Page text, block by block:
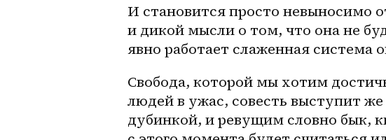
И становится просто невыносимо
и дикой мысли о том, что она не
явно работает слаженная система
Свобода, которой мы хотим
людей в ужас, совесть выступит
дубинкой, и ревущим словно бык,